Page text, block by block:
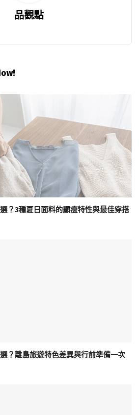
品觀點
？3種夏日面料的顯瘦特性與最佳穿搭
？離島旅遊特色差異與行前準備一次